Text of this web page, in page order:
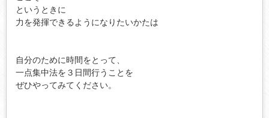
というときに
力を発揮できるようになりたいかたは
自分のために時間をとって、
一点集中法を３日間行うことを
ぜひやってみてください。